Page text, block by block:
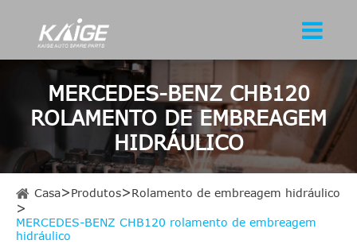
MERCEDES-BENZ CHB120
ROLAMENTO DE EMBREAGEM
HIDRÁULICO
Casa Produtos Rolamento de embreagem hidráulico
MERCEDES-BENZ CHB120 rolamento de embreagem
hidráulico